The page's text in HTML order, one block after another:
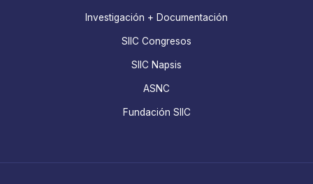
Investigación + Documentación
SIIC Congresos
SIIC Napsis
ASNC
Fundación SIIC